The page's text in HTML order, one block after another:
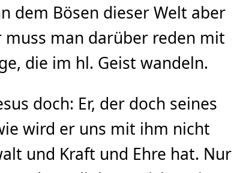
dem Bösen dieser Welt aber
man darüber reden mit
die im hl. Geist wandeln.
doch: Er, der doch seines
wird er uns mit ihm nicht
und Kraft und Ehre hat. Nur